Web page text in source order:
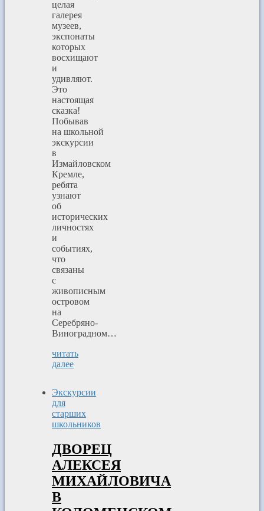
целая
галерея
музеев,
экспонаты
которых
восхищают
и
удивляют.
Это
настоящая
сказка!
Побывав
на школьной
экскурсии
в
Измайловском
Кремле,
ребята
узнают
об
исторических
личностях
и
событиях,
что
связаны
с
живописным
островом
на
Серебряно-
Виноградном…
читать
далее
Экскурсии
для
старших
школьников
ДВОРЕЦ
АЛЕКСЕЯ
МИХАЙЛОВИЧА
В